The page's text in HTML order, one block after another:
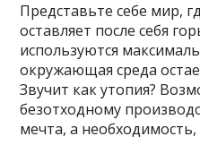
Представьте себе мир,
оставляет после себя
используются
окружающая среда
Звучит как утопия?
безотходному
мечта, а